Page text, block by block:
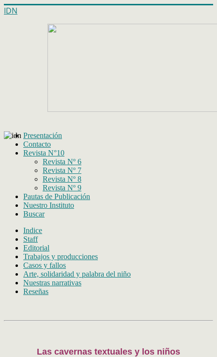
IDN
Presentación
Contacto
Revista N°10
Revista Nº 6
Revista Nº 7
Revista Nº 8
Revista Nº 9
Pautas de Publicación
Nuestro Instituto
Buscar
Indice
Staff
Editorial
Trabajos y producciones
Casos y fallos
Arte, solidaridad y palabra del niño
Nuestras narrativas
Reseñas
Las cavernas textuales y los niños